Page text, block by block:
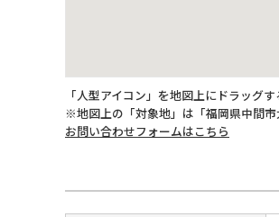
「人型アイコン」を地図上にドラッグ
※地図上の「対象地」は「福岡県中間市
お問い合わせフォームはこちら